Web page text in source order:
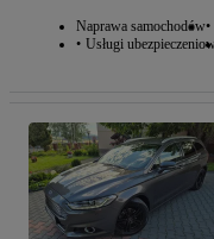
Naprawa samochodów
Usługi